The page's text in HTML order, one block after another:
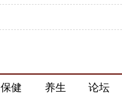
保健 养生 论坛